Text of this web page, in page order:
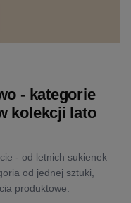
- kategorie
kolekcji lato
- od letnich sukienek
od jednej sztuki,
produktowe.